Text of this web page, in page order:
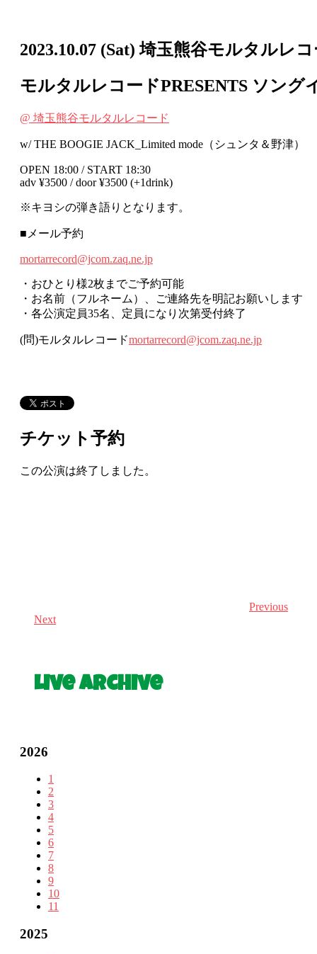
2023.10.07 (Sat) 埼玉熊谷モルタルレ
モルタルレコードPRESENTS ソング
@ 埼玉熊谷モルタルレコード
w/ THE BOOGIE JACK_Limited mode（シュンタ＆野津）
OPEN 18:00 / START 18:30
adv ¥3500 / door ¥3500 (+1drink)
※キヨシの弾き語りとなります。
■メール予約
mortarrecord@jcom.zaq.ne.jp
・おひとり様2枚までご予約可能
・お名前（フルネーム）、ご連絡先を明記お願いします
・各公演定員35名、定員になり次第受付終了
(問)モルタルレコードmortarrecord@jcom.zaq.ne.jp
チケット予約
この公演は終了しました。
Previous
Next
Live Archive
2026
1
2
3
4
5
6
7
8
9
10
11
2025